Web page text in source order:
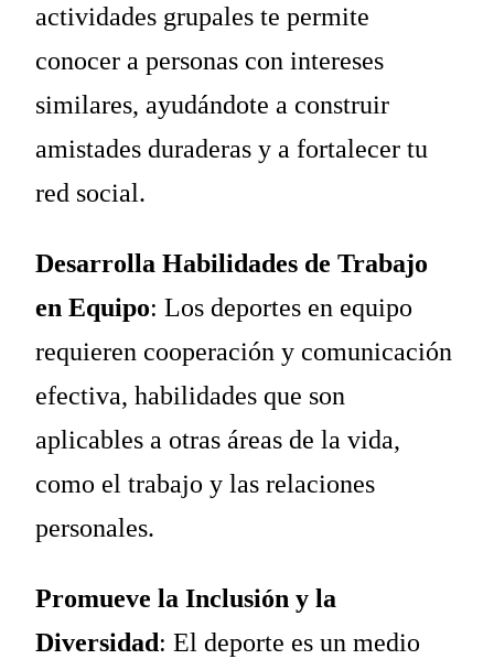
actividades grupales te permite
conocer a personas con intereses
similares, ayudándote a construir
amistades duraderas y a fortalecer tu
red social.
Desarrolla Habilidades de Trabajo
en Equipo: Los deportes en equipo
requieren cooperación y comunicación
efectiva, habilidades que son
aplicables a otras áreas de la vida,
como el trabajo y las relaciones
personales.
Promueve la Inclusión y la
Diversidad: El deporte es un medio